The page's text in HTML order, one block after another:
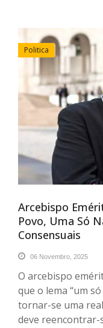
Politica
Arcebispo
Povo, Uma Só
Consensuais
06 Novembro, 2025
O arcebispo
que o lema “um
tornar-se uma
deve reencontrar-